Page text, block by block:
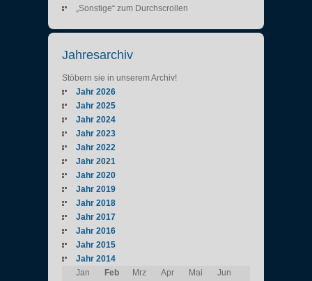
„Sonstige“ zum Durchscrollen
Jahresarchiv
Stöbern sie in unserem Archiv!
Jahr 2026
Jahr 2025
Jahr 2024
Jahr 2023
Jahr 2022
Jahr 2021
Jahr 2020
Jahr 2019
Jahr 2018
Jahr 2017
Jahr 2016
Jahr 2015
Jahr 2014
Jan
Feb Mrz Apr Mai
Jun